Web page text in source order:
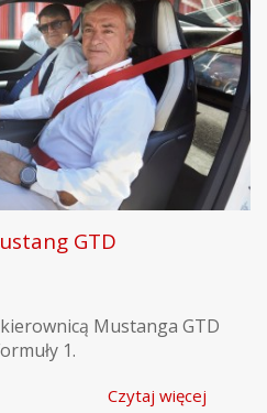
GTD
Mustanga GTD
1.
Czytaj więcej